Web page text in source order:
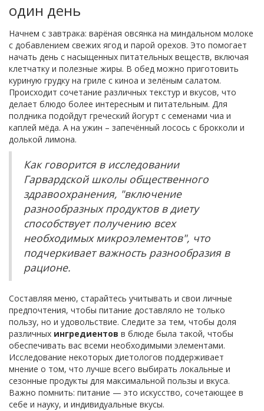
один день
Начнем с завтрака: варёная овсянка на миндальном молоке
с добавлением свежих ягод и парой орехов. Это помогает
начать день с насыщенных питательных веществ, включая
клетчатку и полезные жиры. В обед можно приготовить
куриную грудку на гриле с киноа и зелёным салатом.
Происходит сочетание различных текстур и вкусов, что
делает блюдо более интересным и питательным. Для
полдника подойдут греческий йогурт с семенами чиа и
каплей мёда. А на ужин – запечённый лосось с брокколи и
долькой лимона.
Как говорится в исследовании
Гарвардской школы общественного
здравоохранения, "включение
разнообразных продуктов в диету
способствует получению всех
необходимых микроэлементов", что
подчеркивает важность разнообразия в
рационе.
Составляя меню, старайтесь учитывать и свои личные
предпочтения, чтобы питание доставляло не только
пользу, но и удовольствие. Следите за тем, чтобы доля
различных ингредиентов в блюде была такой, чтобы
обеспечивать вас всеми необходимыми элементами.
Исследование некоторых диетологов поддерживает
мнение о том, что лучше всего выбирать локальные и
сезонные продукты для максимальной пользы и вкуса.
Важно помнить: питание — это искусство, сочетающее в
себе и науку, и индивидуальные вкусы.